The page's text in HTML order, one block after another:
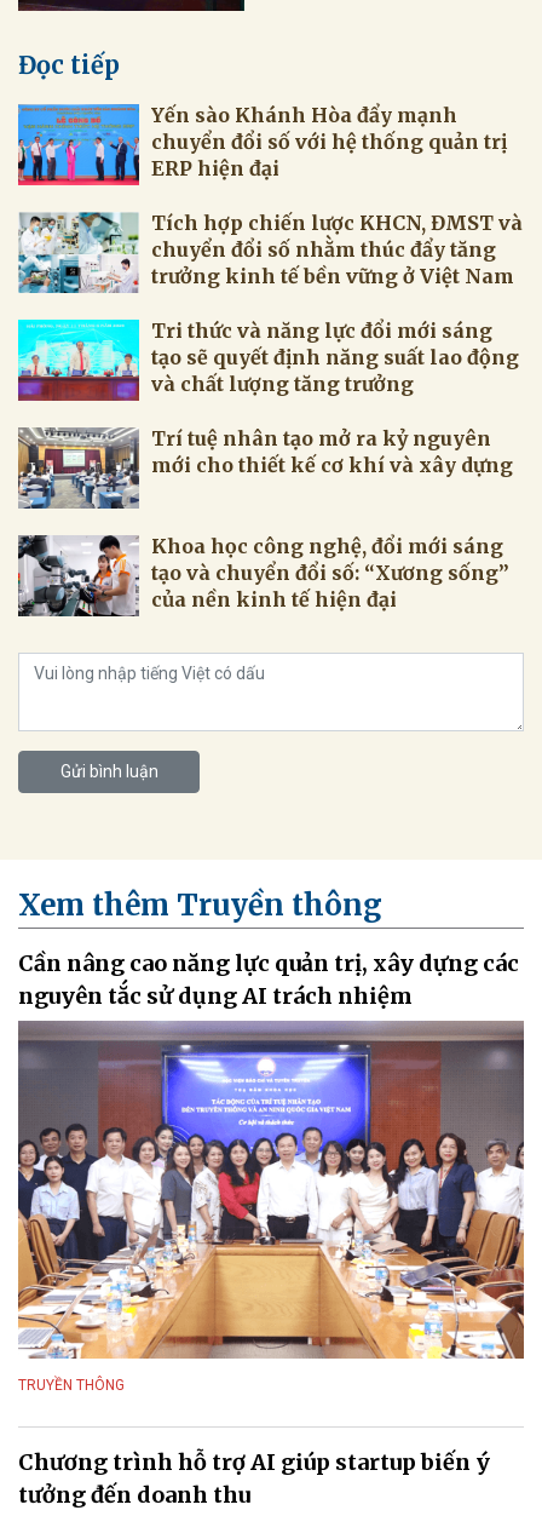
Đọc tiếp
Yến sào Khánh Hòa đẩy mạnh
chuyển đổi số với hệ thống quản trị
ERP hiện đại
Tích hợp chiến lược KHCN, ĐMST và
chuyển đổi số nhằm thúc đẩy tăng
trưởng kinh tế bền vững ở Việt Nam
Tri thức và năng lực đổi mới sáng
tạo sẽ quyết định năng suất lao động
và chất lượng tăng trưởng
Trí tuệ nhân tạo mở ra kỷ nguyên
mới cho thiết kế cơ khí và xây dựng
Khoa học công nghệ, đổi mới sáng
tạo và chuyển đổi số: “Xương sống”
của nền kinh tế hiện đại
Gửi bình luận
Xem thêm Truyền thông
Cần nâng cao năng lực quản trị, xây dựng các
nguyên tắc sử dụng AI trách nhiệm
TRUYỀN THÔNG
Chương trình hỗ trợ AI giúp startup biến ý
tưởng đến doanh thu